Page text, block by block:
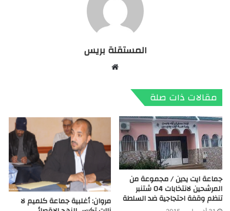
المستقلة بريس
مقالات ذات صلة
جماعة ايت يدين / مجموعة من
المرشحين لانتخابات 04 شتنبر
تنظم وقفة احتجاجية ضد السلطة مروان: أغلبية جماعة كلميم لا